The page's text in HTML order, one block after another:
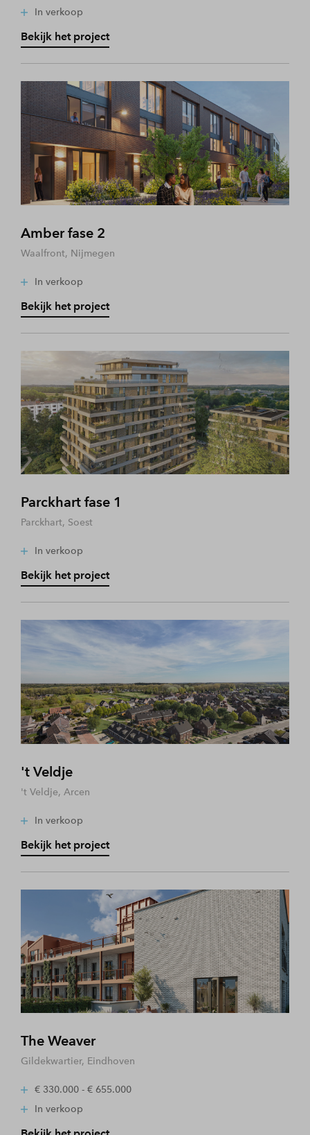
In verkoop
Bekijk het project
Amber fase 2
Waalfront, Nijmegen
In verkoop
Bekijk het project
Parckhart fase 1
Parckhart, Soest
In verkoop
Bekijk het project
't Veldje
't Veldje, Arcen
In verkoop
Bekijk het project
The Weaver
Gildekwartier, Eindhoven
€ 330.000 - € 655.000
In verkoop